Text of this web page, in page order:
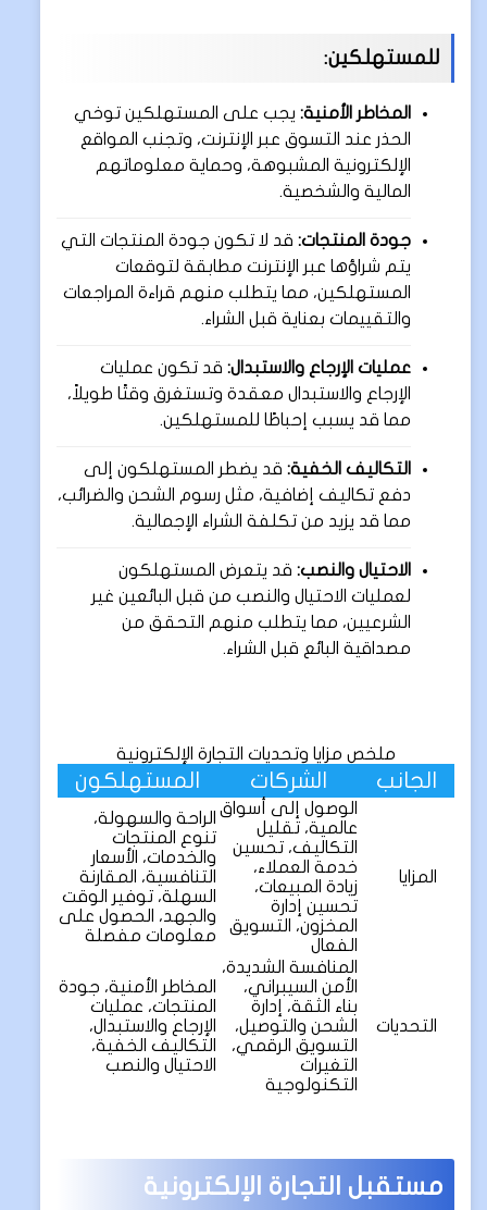
للمستهلكين:
المخاطر الأمنية: يجب على المستهلكين توخي
الحذر عند التسوق عبر الإنترنت، وتجنب المواقع
الإلكترونية المشبوهة، وحماية معلوماتهم
المالية والشخصية.
جودة المنتجات: قد لا تكون جودة المنتجات التي
يتم شراؤها عبر الإنترنت مطابقة لتوقعات
المستهلكين، مما يتطلب منهم قراءة المراجعات
والتقييمات بعناية قبل الشراء.
عمليات الإرجاع والاستبدال: قد تكون عمليات
الإرجاع والاستبدال معقدة وتستغرق وقتًا طويلاً،
مما قد يسبب إحباطًا للمستهلكين.
التكاليف الخفية: قد يضطر المستهلكون إلى
دفع تكاليف إضافية، مثل رسوم الشحن والضرائب،
مما قد يزيد من تكلفة الشراء الإجمالية.
الاحتيال والنصب: قد يتعرض المستهلكون
لعمليات الاحتيال والنصب من قبل البائعين غير
الشرعيين، مما يتطلب منهم التحقق من
مصداقية البائع قبل الشراء.
ملخص مزايا وتحديات التجارة الإلكترونية
الجانب الشركات المستهلكون
المزايا
الوصول إلى أسواق
عالمية، تقليل
التكاليف، تحسين
خدمة العملاء،
زيادة المبيعات،
تحسين إدارة
المخزون، التسويق
الفعال
الراحة والسهولة،
تنوع المنتجات
والخدمات، الأسعار
التنافسية، المقارنة
السهلة، توفير الوقت
والجهد، الحصول على
معلومات مفصلة
التحديات
المنافسة الشديدة،
الأمن السيبراني،
بناء الثقة، إدارة
الشحن والتوصيل،
التسويق الرقمي،
التغيرات
التكنولوجية
المخاطر الأمنية، جودة
المنتجات، عمليات
الإرجاع والاستبدال،
التكاليف الخفية،
الاحتيال والنصب
مستقبل التجارة الإلكترونية